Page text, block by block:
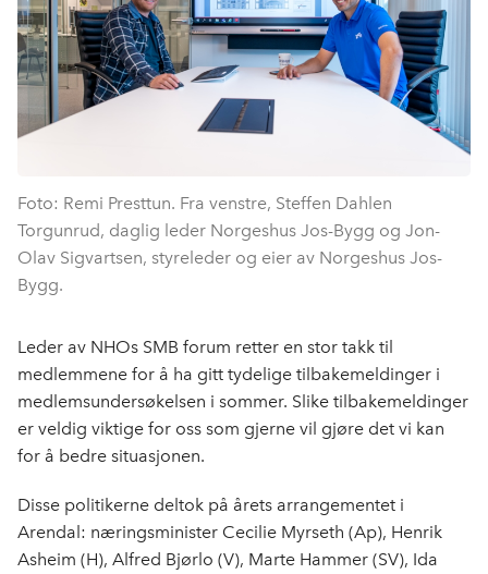
Foto: Remi Presttun. Fra venstre, Steffen Dahlen
Torgunrud, daglig leder Norgeshus Jos-Bygg og Jon-
Olav Sigvartsen, styreleder og eier av Norgeshus Jos-
Bygg.
Leder av NHOs SMB forum retter en stor takk til
medlemmene for å ha gitt tydelige tilbakemeldinger i
medlemsundersøkelsen i sommer. Slike tilbakemeldinger
er veldig viktige for oss som gjerne vil gjøre det vi kan
for å bedre situasjonen.
Disse politikerne deltok på årets arrangementet i
Arendal: næringsminister Cecilie Myrseth (Ap), Henrik
Asheim (H), Alfred Bjørlo (V), Marte Hammer (SV), Ida